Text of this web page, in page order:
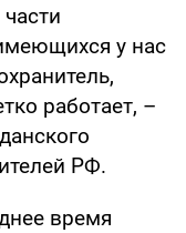
у нас
работает, –
РФ.
время